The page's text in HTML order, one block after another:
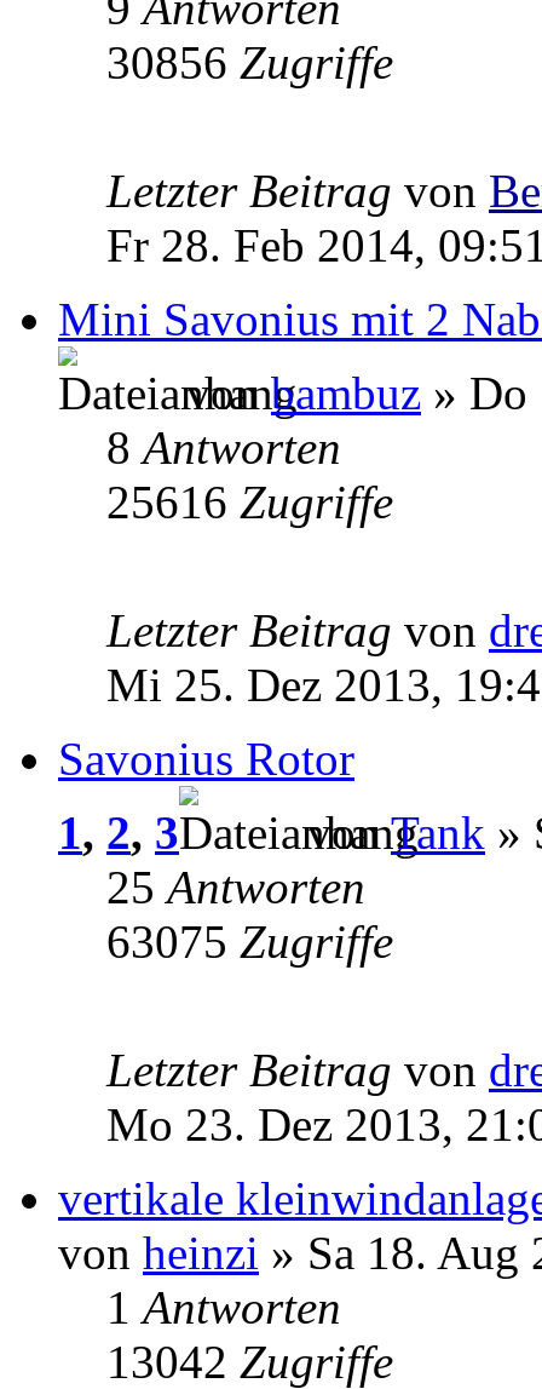
30856 Zugriffe
Letzter Beitrag von
Fr 28. Feb 2014,
Mini Savonius mit 2
vonbambuz » Do
8Antworten
25616 Zugriffe
Letzter Beitrag von
Mi 25. Dez 2013,
Savonius Rotor
1, 2, 3 vonTank »
25Antworten
63075 Zugriffe
Letzter Beitrag von
Mo 23. Dez 2013,
vertikale
von heinzi » Sa 18. Aug
1Antworten
13042 Zugriffe